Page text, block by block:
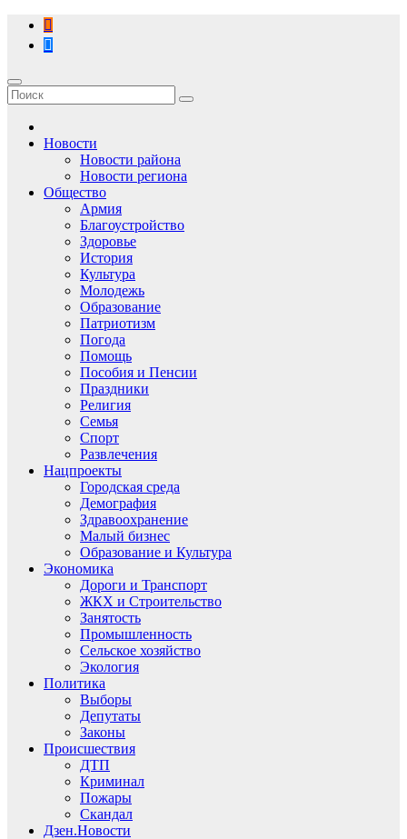
Перейти
содержимому
Новости
Новости района
Новости региона
Общество
Армия
Благоустройство
Здоровье
История
Культура
Молодежь
Образование
Патриотизм
Погода
Помощь
Пособия и Пенсии
Праздники
Религия
Семья
Спорт
Развлечения
Нацпроекты
Городская среда
Демография
Здравоохранение
Малый бизнес
Образование и Культура
Экономика
Дороги и Транспорт
ЖКХ и Строительство
Занятость
Промышленность
Сельское хозяйство
Экология
Политика
Выборы
Депутаты
Законы
Происшествия
ДТП
Криминал
Пожары
Скандал
Дзен.Новости